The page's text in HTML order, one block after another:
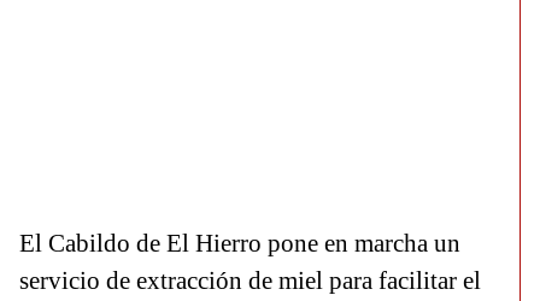
El Cabildo de El Hierro pone en marcha un
servicio de extracción de miel para facilitar el